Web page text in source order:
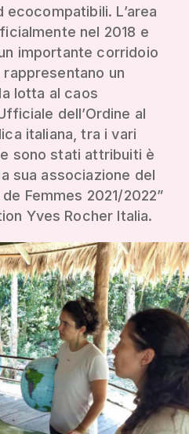
L’area
nel 2018 e
importante corridoio
un
lotta al caos
dell’Ordine al
italiana, tra i vari
sono stati attribuiti è
sua associazione del
Femmes 2021/2022”
Yves Rocher Italia.